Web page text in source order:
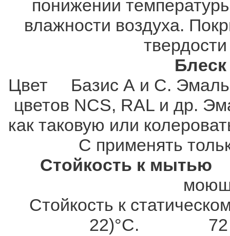
понижении
влажности воздуха.
Цвет Базис А и С. Эмаль
цветов NCS, RAL и др.
как таковую или
С применять
Стойкость к мытью
Стойкость к
22)°C. 72